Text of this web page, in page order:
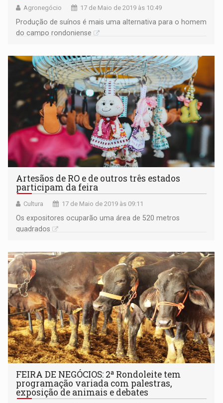
Agronegócio 17 de Maio de 2019 às 10:49
Produção de suínos é mais uma alternativa para o homem
do campo rondoniense
Artesãos de RO e de outros três estados
participam da feira
Cultura 17 de Maio de 2019 às 09:11
Os expositores ocuparão uma área de 520 metros
quadrados
FEIRA DE NEGÓCIOS: 2ª Rondoleite tem
programação variada com palestras,
exposição de animais e debates